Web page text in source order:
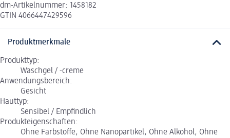
dm-Artikelnummer: 1458182
GTIN 4066447429596
Produktmerkmale
Produkttyp:
Waschgel / -creme
Anwendungsbereich:
Gesicht
Hauttyp:
Sensibel / Empfindlich
Produkteigenschaften:
Ohne Farbstoffe, Ohne Nanopartikel, Ohne Alkohol, Ohne